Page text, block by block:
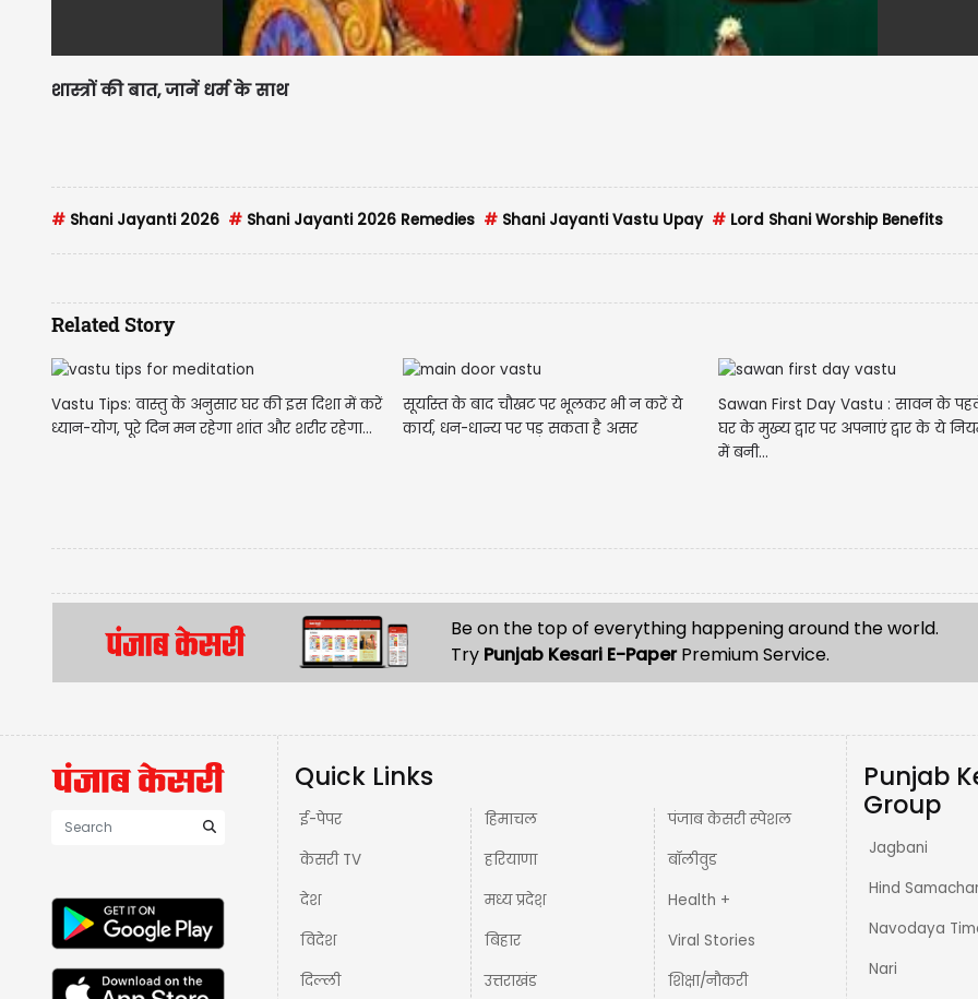
शास्त्रों की बात, जानें धर्म के साथ
# Shani Jayanti 2026 # Shani Jayanti 2026 Remedies # Shani Jayanti Vastu Upay # Lord Shani Worship Benefits
Related Story
Vastu Tips: वास्तु के अनुसार घर की इस दिशा में करें
ध्यान-योग, पूरे दिन मन रहेगा शांत और शरीर रहेगा...
सूर्यास्त के बाद चौखट पर भूलकर भी न करें ये
कार्य, धन-धान्य पर पड़ सकता है असर
Sawan First Day Vastu : सावन के
घर के मुख्य द्वार पर अपनाएं द्वार के ये
में बनी...
Be on the top of everything happening around the world.
Try Punjab Kesari E-PaperPremium Service.
Quick Links
ई-पेपर
केसरी TV
देश
विदेश
दिल्ली
हिमाचल
हरियाणा
मध्य प्रदेश़
बिहार
उत्तराखंड
पंजाब केसरी स्पेशल
बॉलीवुड
Health +
Viral Stories
शिक्षा/नौकरी
Punjab
Group
Jagbani
Hind
Navodaya
Nari